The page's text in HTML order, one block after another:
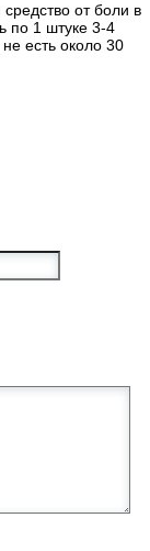
от боли в
по 1 штуке 3-4
есть около 30